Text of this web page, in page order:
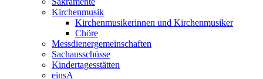
Kirchenmusik
Kirchenmusikerinnen und Kirchenmusiker
Chöre
Messdienergemeinschaften
Sachausschüsse
Kindertagesstätten
einsA